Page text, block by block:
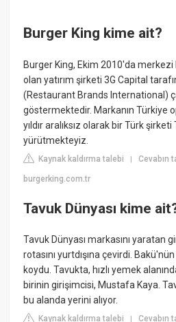
Burger King kime ait?
Burger King, Ekim 2010'da
olan yatırım şirketi 3G Capital
(Restaurant Brands International)
göstermektedir. Markanın Türkiye
yıldır aralıksız olarak bir Türk
yürütmekteyiz.
Kaynak kaldırma talebi |Cevabın
burgerking.com.tr
Tavuk Dünyası kime
Tavuk Dünyası markasını yaratan
rotasını yurtdışına çevirdi.
koydu. Tavukta, hızlı yemek
birinin girişimcisi, Mustafa Kaya.
bu alanda yerini alıyor.
Kaynak kaldırma talebi |Cevabın